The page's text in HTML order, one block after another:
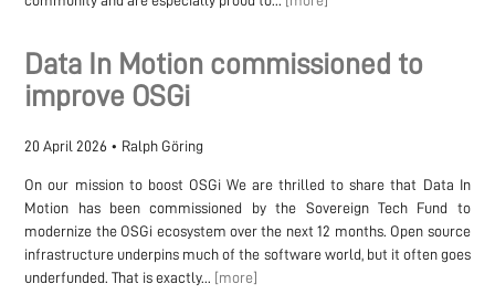
Data In Motion commissioned to
improve OSGi
20 April 2026 • Ralph Göring
On our mission to boost OSGi We are thrilled to share that Data In
Motion has been commissioned by the Sovereign Tech Fund to
modernize the OSGi ecosystem over the next 12 months. Open source
infrastructure underpins much of the software world, but it often goes
underfunded. That is exactly... [more]